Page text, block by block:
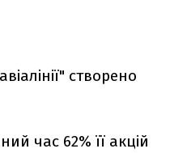
створено
час 62% її акцій